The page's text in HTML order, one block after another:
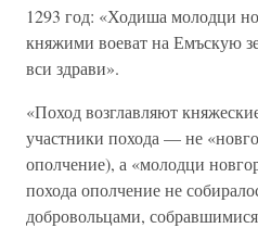
1293 год: «Ходиша молодци
княжими воеват на Емъскую
вси здрави».
«Поход возглавляют
участники похода — не
ополчение), а «молодци
похода ополчение не
добровольцами,